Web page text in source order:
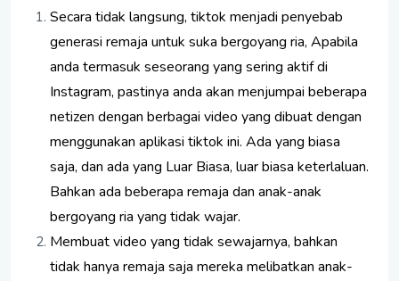
Secara tidak langsung, tiktok menjadi penyebab
generasi remaja untuk suka bergoyang ria, Apabila
anda termasuk seseorang yang sering aktif di
Instagram, pastinya anda akan menjumpai beberapa
netizen dengan berbagai video yang dibuat dengan
menggunakan aplikasi tiktok ini. Ada yang biasa
saja, dan ada yang Luar Biasa, luar biasa keterlaluan.
Bahkan ada beberapa remaja dan anak-anak
bergoyang ria yang tidak wajar.
Membuat video yang tidak sewajarnya, bahkan
tidak hanya remaja saja mereka melibatkan anak-